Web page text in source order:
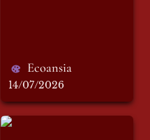
Ecoansia
14/07/2026
Violetta di Parma: